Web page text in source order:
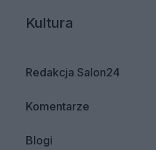
Kultura
Redakcja Salon24
Komentarze
Blogi